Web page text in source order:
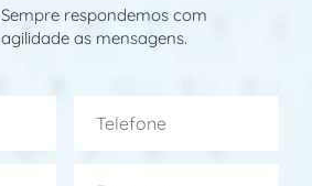
Sempre respondemos com
agilidade as mensagens.